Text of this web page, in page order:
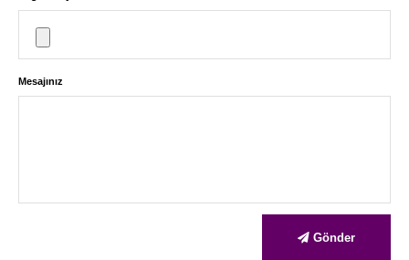
Mesajınız
Gönder